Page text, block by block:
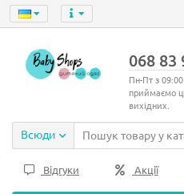
068 83
Пн-Пт з
приймаємо
вихідних.
Всюди
Відгуки Акції